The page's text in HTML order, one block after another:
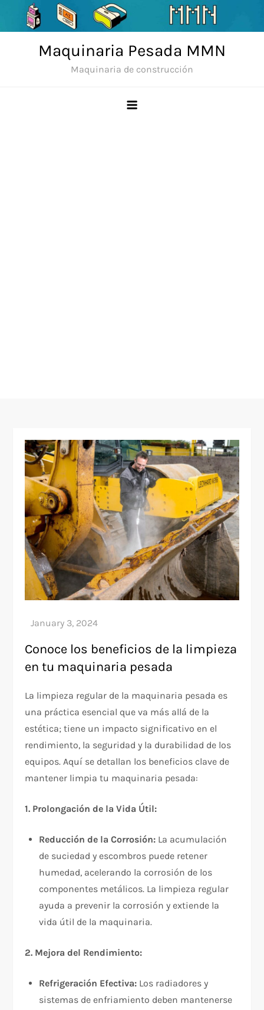
Maquinaria Pesada MMN
Maquinaria de construcción
Conoce los beneficios de la limpieza
en tu maquinaria pesada
La limpieza regular de la maquinaria pesada es
una práctica esencial que va más allá de la
estética; tiene un impacto significativo en el
rendimiento, la seguridad y la durabilidad de los
equipos. Aquí se detallan los beneficios clave de
mantener limpia tu maquinaria pesada:
1. Prolongación de la Vida Útil:
Reducción de la Corrosión: La acumulación
de suciedad y escombros puede retener
humedad, acelerando la corrosión de los
componentes metálicos. La limpieza regular
ayuda a prevenir la corrosión y extiende la
vida útil de la maquinaria.
2. Mejora del Rendimiento:
Refrigeración Efectiva: Los radiadores y
sistemas de enfriamiento deben mantenerse